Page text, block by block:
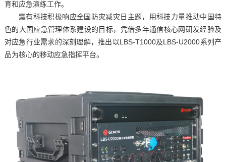
育和应急演练工作。
震有科技积极响应全国防灾减灾日主题，用科技力量推动中国特
色的大国应急管理体系建设的目标，凭借多年通信核心网研发经验及
对应急行业需求的深刻理解，推出以LBS-T1000及LBS-U2000系列产
品为核心的移动应急指挥平台。